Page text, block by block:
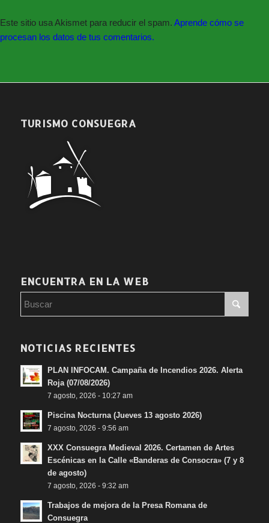
Este sitio usa Akismet para reducir el spam. Aprende cómo se
procesan los datos de tus comentarios.
TURISMO CONSUEGRA
ENCUENTRA EN LA WEB
NOTICIAS RECIENTES
PLAN INFOCAM. Campaña de Incendios 2026. Alerta
Roja (07/08/2026)
7 agosto, 2026 - 10:27 am
Piscina Nocturna (Jueves 13 agosto 2026)
7 agosto, 2026 - 9:56 am
XXX Consuegra Medieval 2026. Certamen de Artes
Escénicas en la Calle «Banderas de Consocra» (7 y 8
de agosto)
7 agosto, 2026 - 9:32 am
Trabajos de mejora de la Presa Romana de
Consuegra